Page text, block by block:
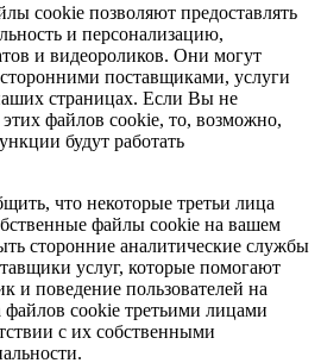
cookie позволяют предоставлять
и персонализацию,
и видеороликов. Они могут
поставщиками, услуги
страницах. Если Вы не
файлов cookie, то, возможно,
будут работать
что некоторые третьи лица
файлы cookie на вашем
сторонние аналитические службы
услуг, которые помогают
и поведение пользователей на
cookie третьими лицами
с их собственными